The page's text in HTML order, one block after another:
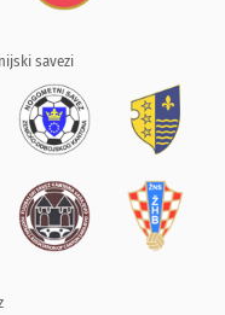
savezi